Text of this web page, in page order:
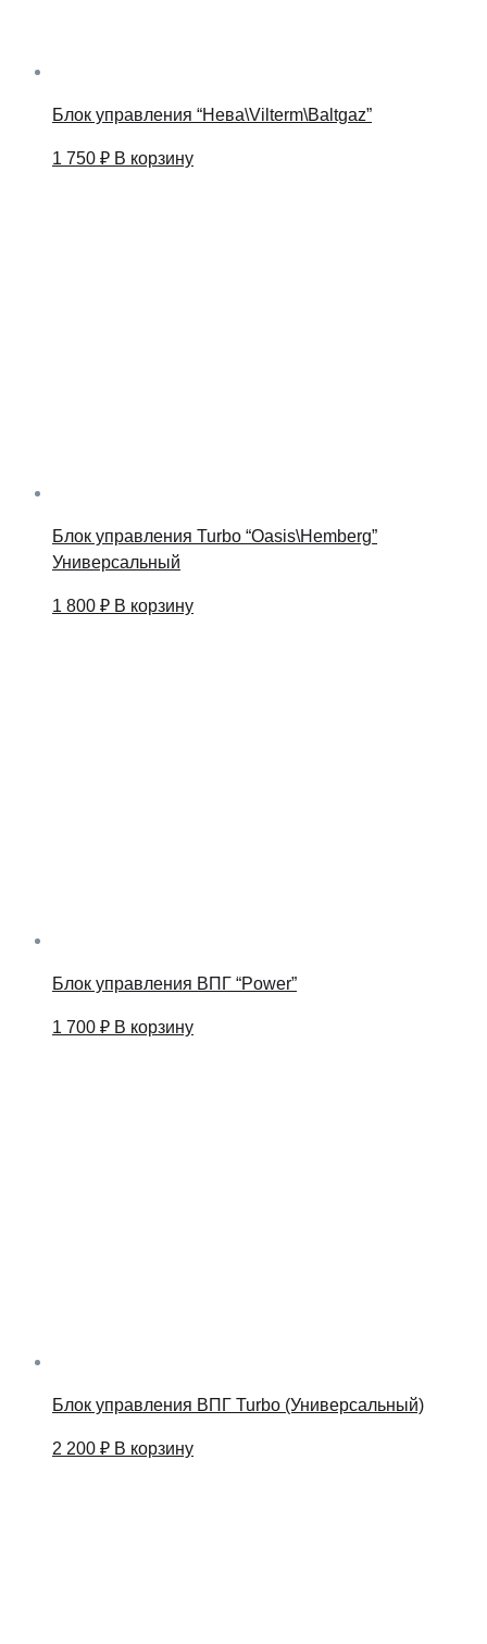
Блок управления “Нева\Vilterm\Baltgaz”
1 750 ₽ В корзину
Блок управления Turbo “Oasis\Hemberg”
Универсальный
1 800 ₽ В корзину
Блок управления ВПГ “Power”
1 700 ₽ В корзину
Блок управления ВПГ Turbo (Универсальный)
2 200 ₽ В корзину